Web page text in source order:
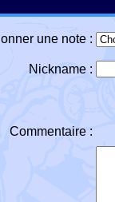
une note :
Nickname :
Commentaire :